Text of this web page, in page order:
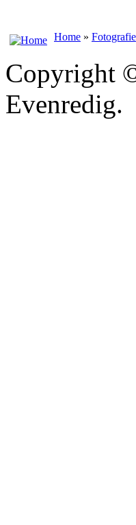
Home » Fotografie
Copyright
Evenredig.